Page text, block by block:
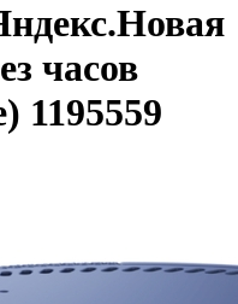
часов
1195559